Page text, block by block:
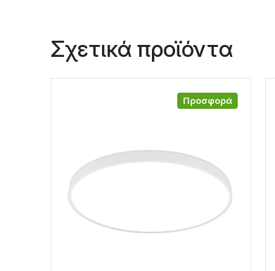
Σχετικά προϊόντα
Προσφορά